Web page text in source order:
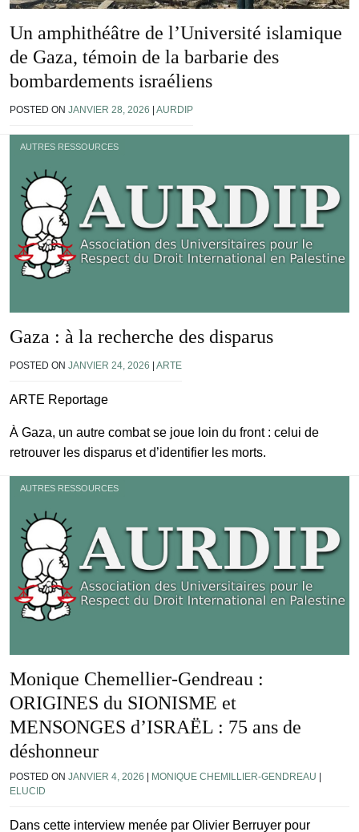
Un amphithéâtre de l’Université islamique
de Gaza, témoin de la barbarie des
bombardements israéliens
POSTED ON JANVIER 28, 2026 | AURDIP
AUTRES RESSOURCES
Gaza : à la recherche des disparus
POSTED ON JANVIER 24, 2026 ARTE
ARTE Reportage
À Gaza, un autre combat se joue loin du front : celui de
retrouver les disparus et d’identifier les morts.
AUTRES RESSOURCES
Monique Chemellier-Gendreau :
ORIGINES du SIONISME et
MENSONGES d’ISRAËL : 75 ans de
déshonneur
POSTED ON JANVIER 4, 2026 MONIQUE CHEMILLIER-GENDREAU
ELUCID
Dans cette interview menée par Olivier Berruyer pour